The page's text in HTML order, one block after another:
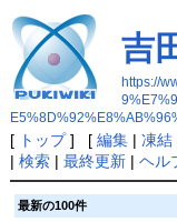
吉
https://
[ トップ] [ 編集| 凍結
| 検索| 最終更新| ヘル
最新の100件